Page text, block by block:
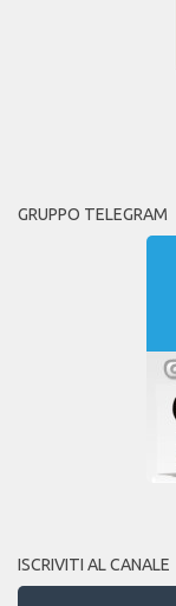
GRUPPO TELEGRAM
ISCRIVITI AL CANALE